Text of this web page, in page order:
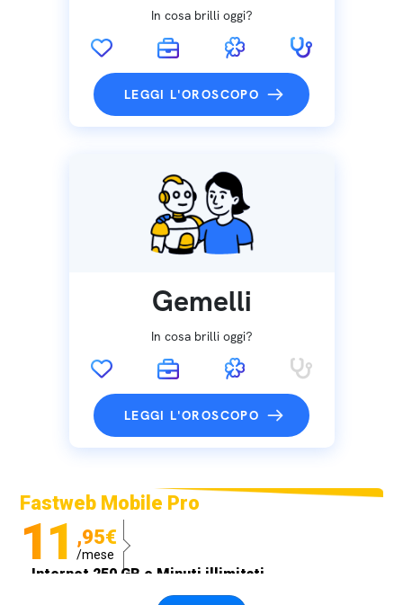
In cosa brilli oggi?
LEGGI L'OROSCOPO
Gemelli
In cosa brilli oggi?
LEGGI L'OROSCOPO
Fastweb Mobile Pro
11 ,95€
/mese
Internet 250 GB e Minuti illimitati